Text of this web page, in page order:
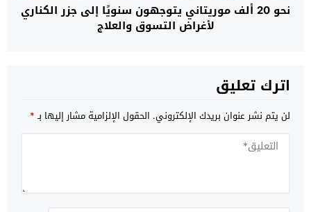
نحو 20 ألف موريتاني يتوجهون سنويًا إلى جزر الكناري
لأغراض التسوق والعلاج
اترك تعليق
لن يتم نشر عنوان بريدك الإلكتروني. الحقول الإلزامية مشار إليها بـ*